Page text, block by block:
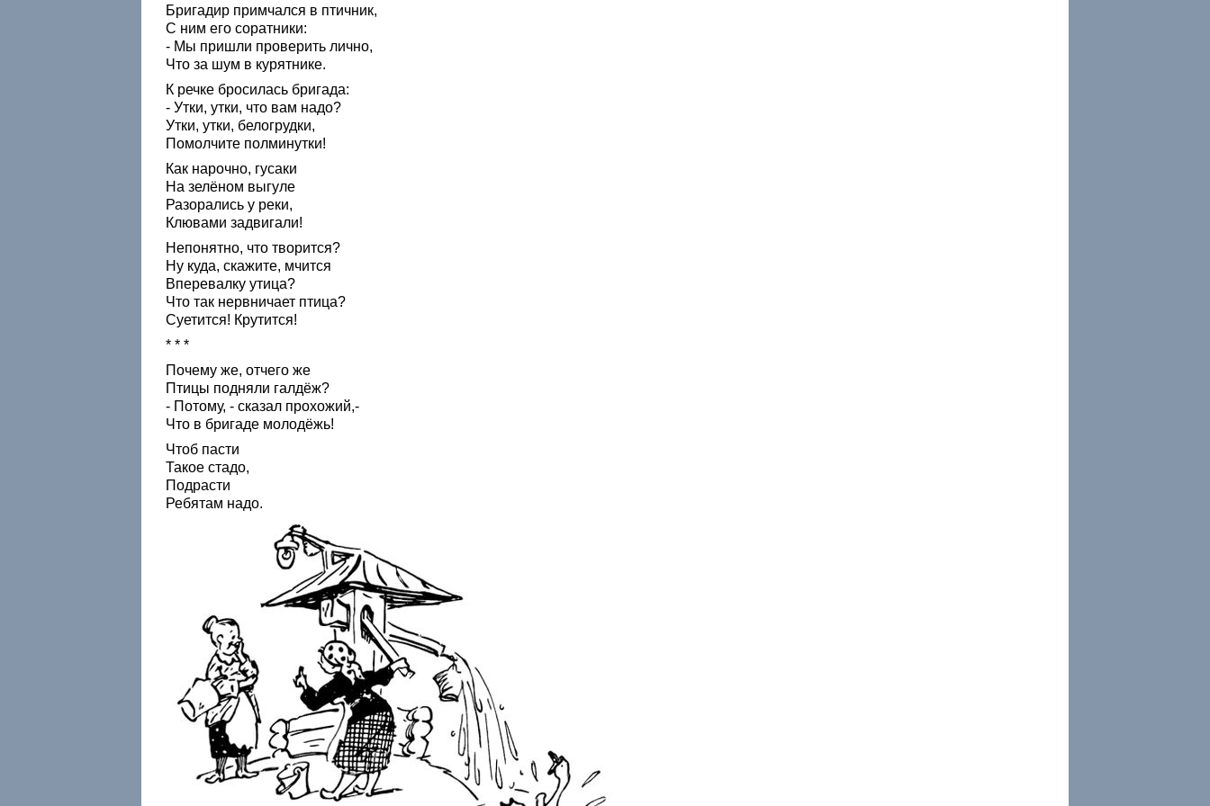
Бригадир примчался в птичник,
С ним его соратники:
- Мы пришли проверить лично,
Что за шум в курятнике.
К речке бросилась бригада:
- Утки, утки, что вам надо?
Утки, утки, белогрудки,
Помолчите полминутки!
Как нарочно, гусаки
На зелёном выгуле
Разорались у реки,
Клювами задвигали!
Непонятно, что творится?
Ну куда, скажите, мчится
Вперевалку утица?
Что так нервничает птица?
Суетится! Крутится!
* * *
Почему же, отчего же
Птицы подняли галдёж?
- Потому, - сказал прохожий,-
Что в бригаде молодёжь!
Чтоб пасти
Такое стадо,
Подрасти
Ребятам надо.